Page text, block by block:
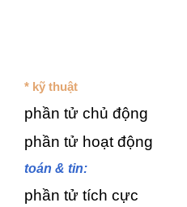
* kỹ thuật
phần tử chủ động
phần tử hoạt động
toán & tin:
phần tử tích cực